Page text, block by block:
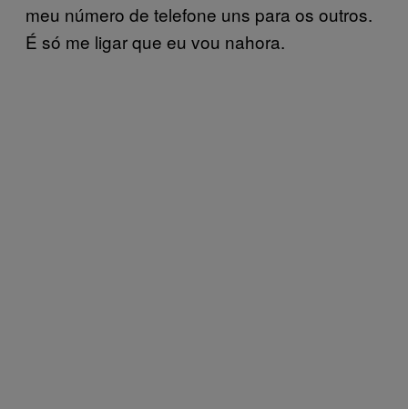
meu número de telefone uns para os outros.
É só me ligar que eu vou nahora.